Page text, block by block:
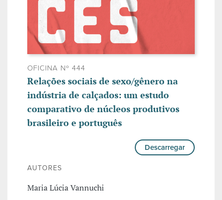
OFICINA Nº 444
Relações sociais de sexo/gênero na
indústria de calçados: um estudo
comparativo de núcleos produtivos
brasileiro e português
Descarregar
AUTORES
Maria Lúcia Vannuchi